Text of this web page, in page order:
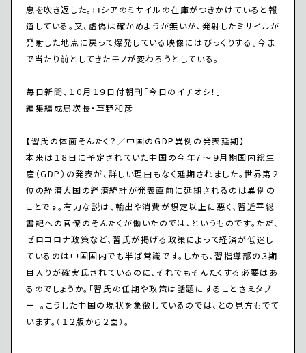
息を吹き返した。ロシアのミサイルの在庫がつきかけていると報
道している。又、虚偽は確かめようが無いが、発射したミサイルが
発射した地点に戻って爆発している映像にはびっくりする。今ま
で当たり前としてきたモノが変わろうとしている。
毎日新聞、１０月１９日付朝刊「今日のイチオシ！」
編集編成局次長・草野和彦
【習氏の体面そんたく？／中国のGDP異例の発表延期】
本来は１８日に予定されていた中国の今年７～９月期国内総生
産（GDP）の発表が、詳しい理由もなく延期されました。世界第２
位の経済大国の経済統計が発表直前に延期されるのは異例の
ことです。有力な説は、輸出や消費が想定以上に悪く、習近平総
書記への官僚のそんたくが働いたのでは、というものです。ただ、
ゼロコロナ政策など、習氏が掲げる政策によって経済が低迷し
ているのは中国国内でも半ば常識です。しかも、習指導部の３期
目入りが確実氏されているのに、それでもそんたくする必要はあ
るのでしょうか。「習氏の任期や政策は話題にすることさえタブ
ー」。こうした中国の現状を象徴しているのでは、との見方もでて
います。（１２版から２面）。